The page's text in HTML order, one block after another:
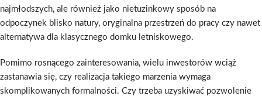
najmłodszych, ale również jako nietuzinkowy sposób na
odpoczynek blisko natury, oryginalna przestrzeń do pracy czy nawet
alternatywa dla klasycznego domku letniskowego.
Pomimo rosnącego zainteresowania, wielu inwestorów wciąż
zastanawia się, czy realizacja takiego marzenia wymaga
skomplikowanych formalności. Czy trzeba uzyskiwać pozwolenie